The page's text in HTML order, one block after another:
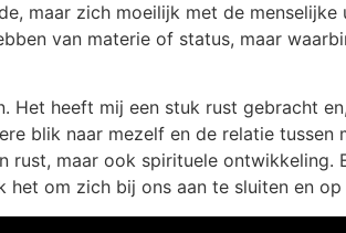
maar zich moeilijk met de
van materie of status, maar
heeft mij een stuk rust gebracht
blik naar mezelf en de relatie tussen
maar ook spirituele ontwikkeling.
om zich bij ons aan te sluiten en